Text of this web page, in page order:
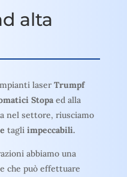
alta
laserTrumpf
Stopa ed alla
nel settore, riusciamo
tagli impeccabili.
abbiamo una
che può effettuare